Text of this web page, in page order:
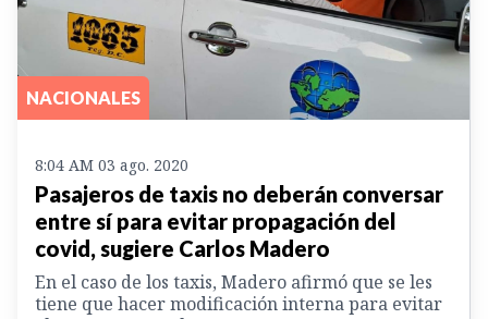
NACIONALES
8:04 AM 03 ago. 2020
Pasajeros de taxis no deberán conversar
entre sí para evitar propagación del
covid, sugiere Carlos Madero
En el caso de los taxis, Madero afirmó que se les
tiene que hacer modificación interna para evitar